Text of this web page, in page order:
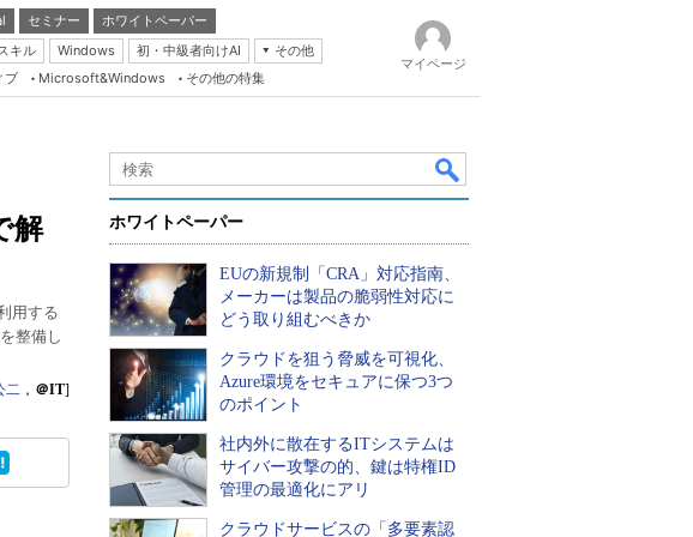
セミナー
ホワイトペーパー
キル Windows 初・中級者向けAI
その他
Server & Storage
Java Agile
Database Expert
Linux ＆ OSS
Master of IP Network
Security & Trust
Test & Tools
ブ Microsoft&Windows その他の特集
マイページ
解
用する
整備し
二 ， ＠IT]
ホワイトペーパー
EUの新規制「CRA」対応指南、
メーカーは製品の脆弱性対応に
どう取り組むべきか
クラウドを狙う脅威を可視化、
Azure環境をセキュアに保つ3つ
のポイント
社内外に散在するITシステムは
サイバー攻撃の的、鍵は特権ID
管理の最適化にアリ
クラウドサービスの「多要素認